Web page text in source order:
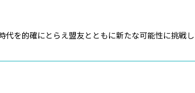
を的確にとらえ盟友とともに新たな可能性に挑戦し